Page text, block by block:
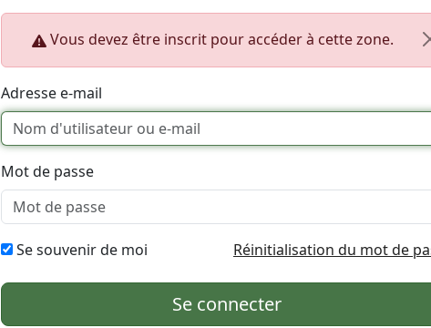
Vous devez être inscrit pour accéder à cette zone.
Adresse e-mail
Mot de passe
Se souvenir de moi Réinitialisation du mot de
Se connecter